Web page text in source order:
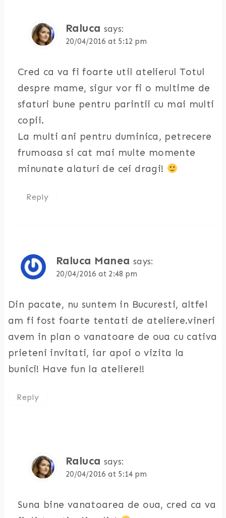
Raluca says:
20/04/2016 at 5:12 pm
Cred ca va fi foarte util atelierul Totul
despre mame, sigur vor fi o multime de
sfaturi bune pentru parintii cu mai multi
copii.
La multi ani pentru duminica, petrecere
frumoasa si cat mai multe momente
minunate alaturi de cei dragi!
Reply
Raluca Manea says:
20/04/2016 at 2:48 pm
Din pacate, nu suntem in Bucuresti, altfel
am fi fost foarte tentati de ateliere.vineri
avem in plan o vanatoare de oua cu cativa
prieteni invitati, iar apoi o vizita la
bunici! Have fun la ateliere!!
Reply
Raluca says:
20/04/2016 at 5:14 pm
Suna bine vanatoarea de oua, cred ca va